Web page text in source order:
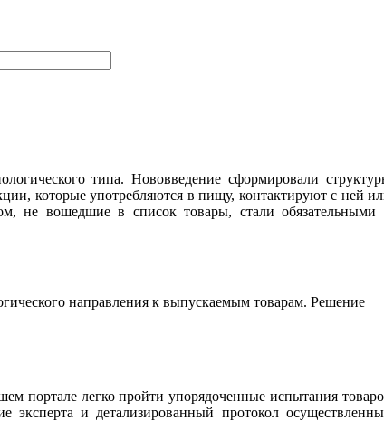
типа. Нововведение сформировали
которые употребляются в пищу, контактируют с ней
не вошедшие в список товары, стали обязательными
направления к выпускаемым товарам. Решение
портале легко пройти упорядоченные испытания
эксперта и детализированный протокол